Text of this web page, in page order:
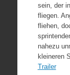
sein, der
fliegen.
fliehen,
nahezu
kleineren
Trailer